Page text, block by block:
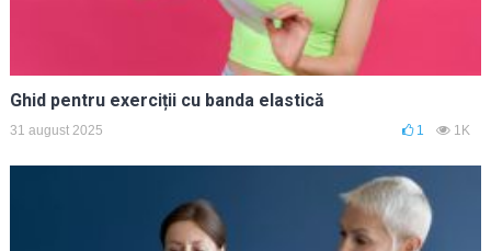
Ghid pentru exerciții cu banda elastică
31 august 2025 1 1K